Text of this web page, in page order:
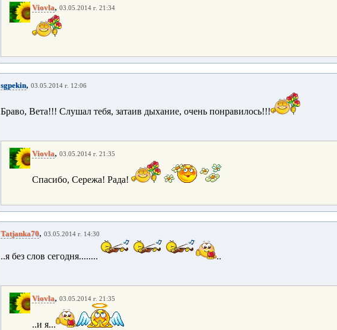
Viovla, 03.05.2014 г. 21:34
sgpekin, 03.05.2014 г. 12:06
Браво, Вета!!! Слушал тебя, затаив дыхание, очень понравилось!!!
Viovla, 03.05.2014 г. 21:35
Спасибо, Сережа! Рада!
Tatjanka70, 03.05.2014 г. 14:30
..я без слов сегодня........ ..
Viovla, 03.05.2014 г. 21:35
..и я...